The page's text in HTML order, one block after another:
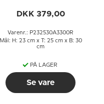
DKK 379,00
Varenr.: P232530A3300R
Mål: H: 23 cm x T: 25 cm x B: 30
cm
PÅ LAGER
Se vare